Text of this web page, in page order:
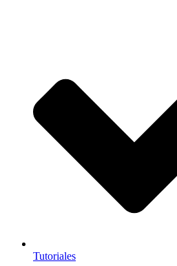
Tutoriales